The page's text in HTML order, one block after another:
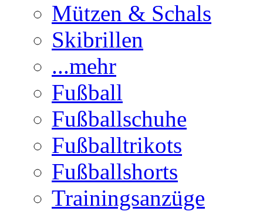
Mützen & Schals
Skibrillen
...mehr
Fußball
Fußballschuhe
Fußballtrikots
Fußballshorts
Trainingsanzüge